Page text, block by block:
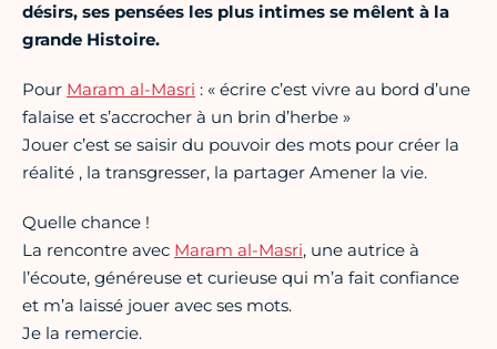
désirs, ses pensées les plus intimes se mêlent à la
grande Histoire.
Pour Maram al-Masri : « écrire c’est vivre au bord d’une
falaise et s’accrocher à un brin d’herbe »
Jouer c’est se saisir du pouvoir des mots pour créer la
réalité , la transgresser, la partager Amener la vie.
Quelle chance !
La rencontre avec Maram al-Masri, une autrice à
l’écoute, généreuse et curieuse qui m’a fait confiance
et m’a laissé jouer avec ses mots.
Je la remercie.